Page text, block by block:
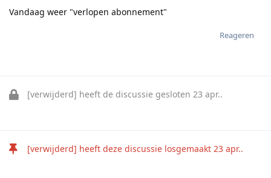
Vandaag weer "verlopen abonnement"
Reageren
[verwijderd] heeft de discussie gesloten 23 apr..
[verwijderd] heeft deze discussie losgemaakt 23 apr..